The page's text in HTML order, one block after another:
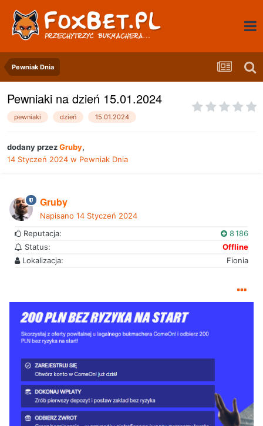
Pewniak Dnia
Pewniaki na dzień 15.01.2024
pewniaki dzień 15.01.2024
dodany przezGruby,
14 Styczeń 2024 w Pewniak Dnia
Gruby
Napisano 14 Styczeń 2024
Reputacja:
8 186
Status:
Offline
Lokalizacja:
Fionia